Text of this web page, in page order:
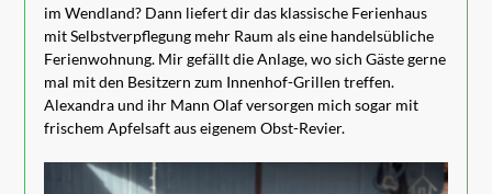
im Wendland? Dann liefert dir das klassische Ferienhaus
mit Selbstverpflegung mehr Raum als eine handelsübliche
Ferienwohnung. Mir gefällt die Anlage, wo sich Gäste gerne
mal mit den Besitzern zum Innenhof-Grillen treffen.
Alexandra und ihr Mann Olaf versorgen mich sogar mit
frischem Apfelsaft aus eigenem Obst-Revier.